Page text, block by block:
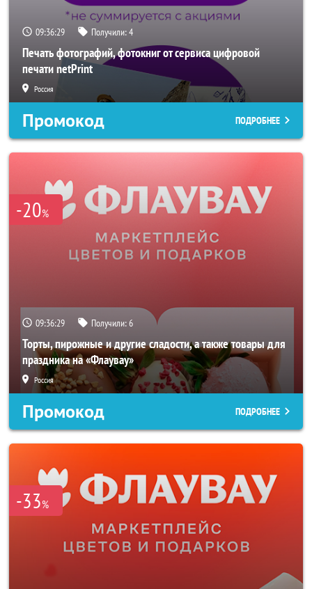
09:36:26 Получили:4
Печать фотографий, фотокниг от сервиса цифровой
печати netPrint
Россия
Промокод ПОДРОБНЕЕ
-20%
09:36:26 Получили:6
Торты, пирожные и другие сладости, а также товары для
праздника на «Флаувау»
Россия
Промокод ПОДРОБНЕЕ
-33%